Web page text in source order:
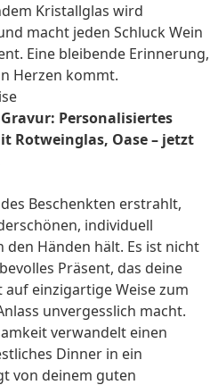
Kristallglas wird
macht jeden Schluck Wein
Eine bleibende Erinnerung,
Herzen kommt.
Personalisiertes
Rotweinglas, Oase – jetzt
Beschenkten erstrahlt,
individuell
Händen hält. Es ist nicht
Präsent, das deine
einzigartige Weise zum
unvergesslich macht.
verwandelt einen
Dinner in ein
von deinem guten